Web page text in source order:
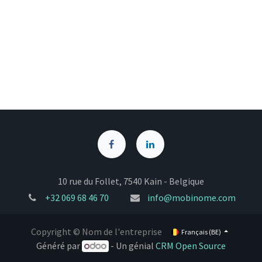
10 rue du Follet, 7540 Kain - Belgique
+32 069 68 46 70 info@mobinome.com
Copyright © Nom de l'entreprise Français (BE)
Généré par - Un génialCRM Open Source